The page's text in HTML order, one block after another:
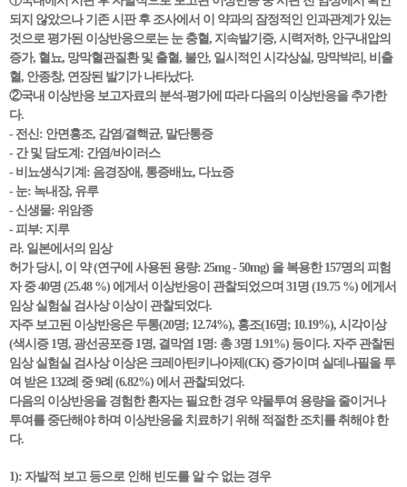
되지 않았으나 기존 시판 후 조사에서 이 약과의 잠정적인 인과관계가 있는
것으로 평가된 이상반응으로는 눈 충혈, 지속발기증, 시력저하, 안구내압의
증가, 혈뇨, 망막혈관질환 및 출혈, 불안, 일시적인 시각상실, 망막박리, 비출
혈, 안종창, 연장된 발기가 나타났다.
②국내 이상반응 보고자료의 분석-평가에 따라 다음의 이상반응을 추가한
다.
- 전신: 안면홍조, 감염/결핵균, 말단통증
- 간 및 담도계: 간염/바이러스
- 비뇨생식기계: 음경장애, 통증배뇨, 다뇨증
- 눈: 녹내장, 유루
- 신생물: 위암종
- 피부: 지루
라. 일본에서의 임상
허가 당시, 이 약 (연구에 사용된 용량: 25mg - 50mg) 을 복용한 157명의 피험
자 중 40명 (25.48 %) 에게서 이상반응이 관찰되었으며 31명 (19.75 %) 에게서
임상 실험실 검사상 이상이 관찰되었다.
자주 보고된 이상반응은 두통(20명; 12.74%), 홍조(16명; 10.19%), 시각이상
(색시증 1명, 광선공포증 1명, 결막염 1명: 총 3명 1.91%) 등이다. 자주 관찰된
임상 실험실 검사상 이상은 크레아틴키나아제(CK) 증가이며 실데나필을 투
여 받은 132례 중 9례 (6.82%) 에서 관찰되었다.
다음의 이상반응을 경험한 환자는 필요한 경우 약물투여 용량을 줄이거나
투여를 중단해야 하며 이상반응을 치료하기 위해 적절한 조치를 취해야 한
다.
1): 자발적 보고 등으로 인해 빈도를 알 수 없는 경우